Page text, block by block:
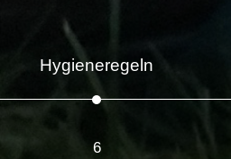
Hygieneregeln
6